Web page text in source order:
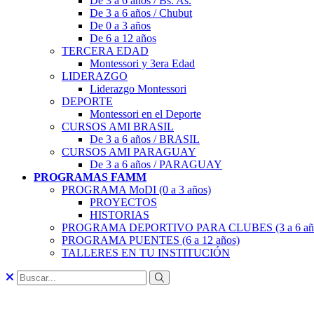
De 3 a 6 años / Chubut
De 0 a 3 años
De 6 a 12 años
TERCERA EDAD
Montessori y 3era Edad
LIDERAZGO
Liderazgo Montessori
DEPORTE
Montessori en el Deporte
CURSOS AMI BRASIL
De 3 a 6 años / BRASIL
CURSOS AMI PARAGUAY
De 3 a 6 años / PARAGUAY
PROGRAMAS FAMM
PROGRAMA MoDI (0 a 3 años)
PROYECTOS
HISTORIAS
PROGRAMA DEPORTIVO PARA CLUBES (3 a 6
PROGRAMA PUENTES (6 a 12 años)
TALLERES EN TU INSTITUCIÓN